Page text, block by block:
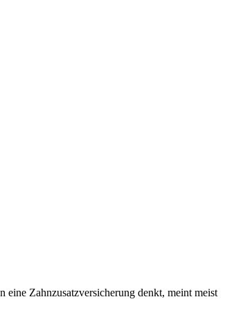
Zahnzusatzversicherung denkt, meint meist